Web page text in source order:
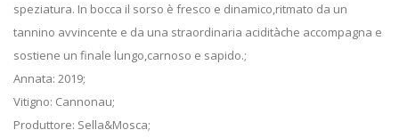
speziatura. In bocca il sorso è fresco e dinamico,ritmato da un
tannino avvincente e da una straordinaria aciditàche accompagna e
sostiene un finale lungo,carnoso e sapido.;
Annata: 2019;
Vitigno: Cannonau;
Produttore: Sella&Mosca;